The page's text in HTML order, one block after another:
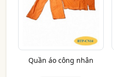
Quần áo công nhân